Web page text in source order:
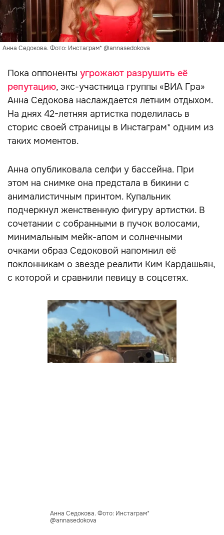
Анна Седокова. Фото: Инстаграм* @annasedokova
Пока оппоненты угрожают разрушить её
репутацию, экс-участница группы «ВИА Гра»
Анна Седокова наслаждается летним отдыхом.
На днях 42-летняя артистка поделилась в
сторис своей страницы в Инстаграм* одним из
таких моментов.
Анна опубликовала селфи у бассейна. При
этом на снимке она предстала в бикини с
анималистичным принтом. Купальник
подчеркнул женственную фигуру артистки. В
сочетании с собранными в пучок волосами,
минимальным мейк-апом и солнечными
очками образ Седоковой напомнил её
поклонникам о звезде реалити Ким Кардашьян,
с которой и сравнили певицу в соцсетях.
Анна Седокова. Фото: Инстаграм*
@annasedokova